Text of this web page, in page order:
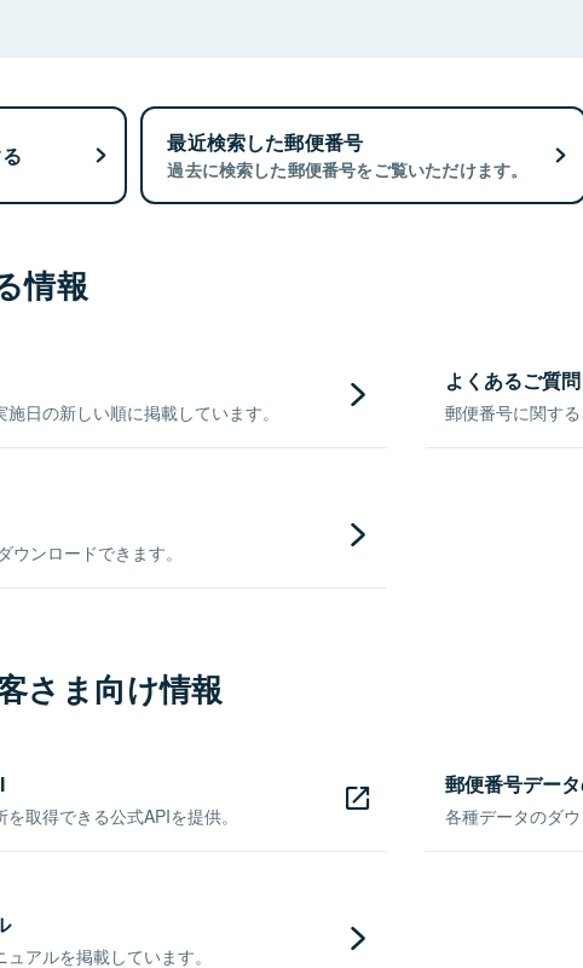
最近検索した郵便番号
過去に検索した郵便番号をご覧いただけます。
情報
日の新しい順に掲載しています。
よくあるご質
郵便番号に関す
ンロードできます。
さま向け情報
取得できる公式APIを提供。
郵便番号デー
各種データのダ
アルを掲載しています。